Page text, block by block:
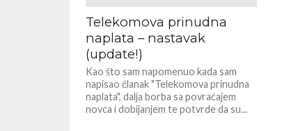
Telekomova prinudna
naplata – nastavak
(update!)
Kao što sam napomenuo kada sam
napisao članak "Telekomova prinudna
naplata", dalja borba sa povraćajem
novca i dobijanjem te potvrde da su...